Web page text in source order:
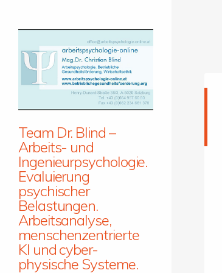
Team Dr. Blind –
Arbeits- und
Ingenieurpsychologie.
Evaluierung
psychischer
Belastungen.
Arbeitsanalyse,
menschenzentrierte
KI und cyber-
physische Systeme.